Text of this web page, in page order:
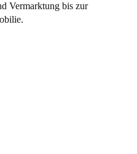
Vermarktung bis zur